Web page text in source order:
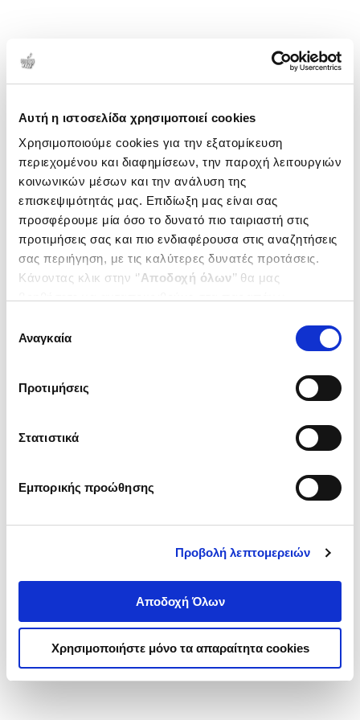
Αυτή η ιστοσελίδα χρησιμοποιεί cookies
Χρησιμοποιούμε cookies για την εξατομίκευση
περιεχομένου και διαφημίσεων, την παροχή λειτουργιών
κοινωνικών μέσων και την ανάλυση της
επισκεψιμότητάς μας. Επιδίωξη μας είναι σας
προσφέρουμε μία όσο το δυνατό πιο ταιριαστή στις
προτιμήσεις σας και πιο ενδιαφέρουσα στις αναζητήσεις
σας περιήγηση, με τις καλύτερες δυνατές προτάσεις.
Κάνοντας κλικ στην ‘’Αποδοχή όλων’’ θα μας
ενδιαφέρουν και να επιλέξετε από τα παρακάτω με την
΄΄και να ενημερωθείτε σχετικά με
συγκατάθεσης
Αναγκαία
Προτιμήσεις
Στατιστικά
Εμπορικής προώθησης
Προβολή λεπτομερειών
Αποδοχή Όλων
Χρησιμοποιήστε μόνο τα απαραίτητα cookies